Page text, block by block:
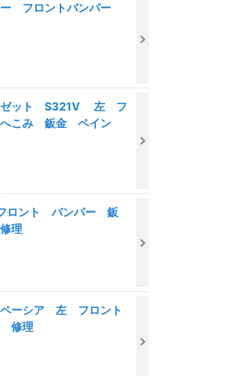
フロントバンパー
ゼット S321V 左 フ
こみ 鈑金 ペイン
ント バンパー 鈑
理
ーシア 左 フロント
修理